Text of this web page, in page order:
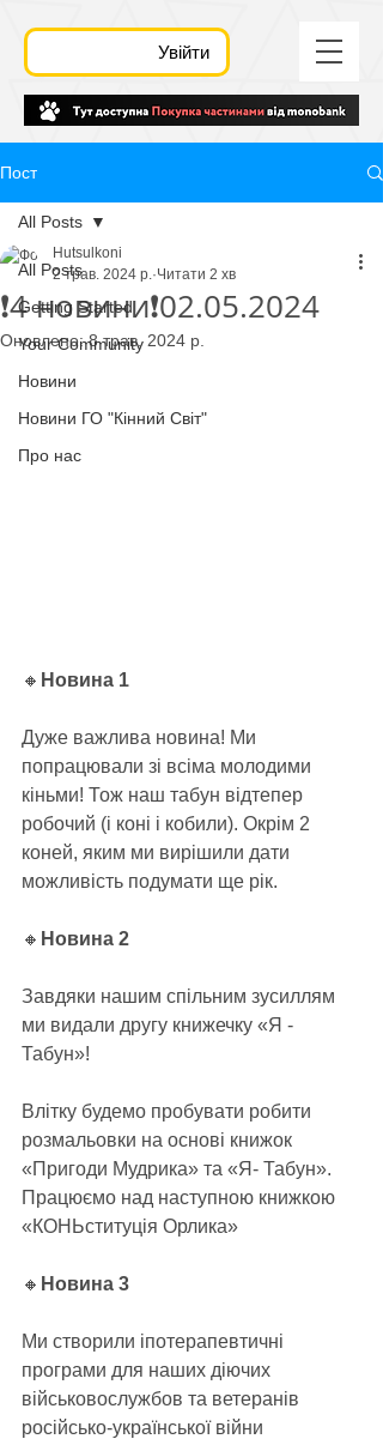
Увійти
Пост
All Posts
Getting Started
Your Community
Новини
Новини ГО "Кінний Світ"
Про нас
All Posts
❗️4 новини❗️02.05.2024
Hutsulkoni
2 трав. 2024 р. Читати 2 хв
Оновлено:8 трав. 2024 р.
🔸 Новина 1
Дуже важлива новина! Ми
попрацювали зі всіма молодими
кіньми! Тож наш табун відтепер
робочий (і коні і кобили). Окрім 2
коней, яким ми вирішили дати
можливість подумати ще рік.
🔸 Новина 2
Завдяки нашим спільним зусиллям
ми видали другу книжечку «Я -
Табун»!
Влітку будемо пробувати робити
розмальовки на основі книжок
«Пригоди Мудрика» та «Я- Табун».
Працюємо над наступною книжкою
«КОНЬституція Орлика»
🔸 Новина 3
Ми створили іпотерапевтичні
програми для наших діючих
військовослужбов та ветеранів
російсько-української війни